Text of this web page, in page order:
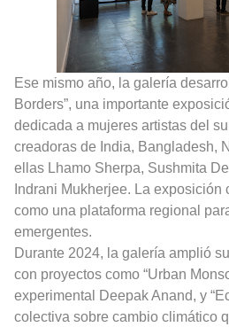
Ese mismo año, la galería
Borders”, una importante
dedicada a mujeres artistas del
creadoras de India, Bangladesh,
ellas Lhamo Sherpa, Sushmita
Indrani Mukherjee. La
como una plataforma regional
emergentes.
Durante 2024, la galería amplió
con proyectos como “Urban
experimental Deepak Anand, y
colectiva sobre cambio climático